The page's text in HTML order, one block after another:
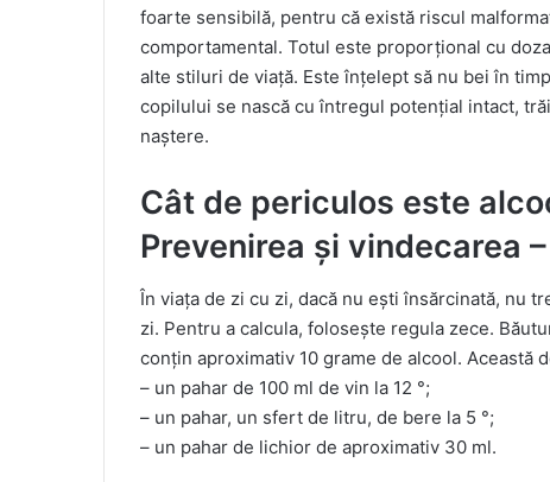
foarte sensibilă, pentru că există riscul
comportamental. Totul este proporțional cu
alte stiluri de viață. Este înțelept să nu bei în
copilului se nască cu întregul potențial intact,
naștere.
Cât de periculos este
Prevenirea și vindecarea
În viața de zi cu zi, dacă nu ești însărcinată, nu
zi. Pentru a calcula, folosește regula zece.
conțin aproximativ 10 grame de alcool. Această
– un pahar de 100 ml de vin la 12 °;
– un pahar, un sfert de litru, de bere la 5 °;
– un pahar de lichior de aproximativ 30 ml.